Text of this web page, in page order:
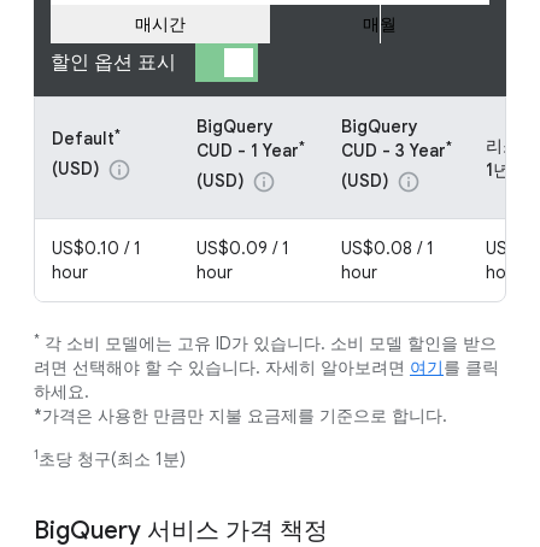
할인 옵션 표시
매시간 매월
Default*
(USD) info
BigQuery
CUD - 1 Year*
(USD) info
BigQuery
CUD - 3 Year*
(USD) info
리소
1년
US$0.10 / 1
hour
US$0.09 / 1
hour
US$0.08 / 1
hour
hour
* 각 소비 모델에는 고유 ID가 있습니다. 소비 모델 할인을 받으
려면 선택해야 할 수 있습니다. 자세히 알아보려면 여기를 클릭
하세요.
*가격은 사용한 만큼만 지불 요금제를 기준으로 합니다.
1초당 청구(최소 1분)
BigQuery 서비스 가격 책정